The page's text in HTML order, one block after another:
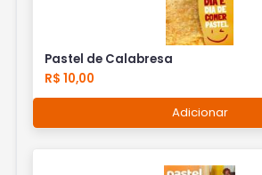
Pastel de Calabresa
R$ 10,00
Adicionar